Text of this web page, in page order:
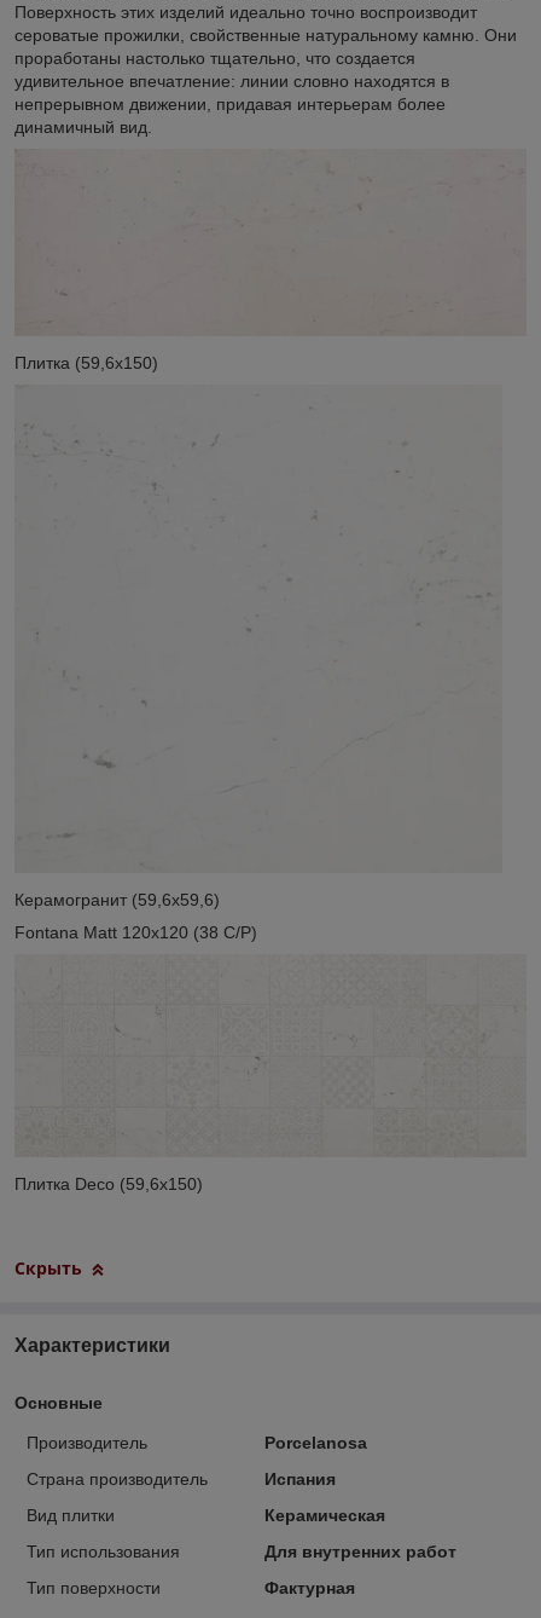
Поверхность этих изделий идеально точно воспроизводит
сероватые прожилки, свойственные натуральному камню. Они
проработаны настолько тщательно, что создается
удивительное впечатление: линии словно находятся в
непрерывном движении, придавая интерьерам более
динамичный вид.
Плитка (59,6x150)
Керамогранит (59,6x59,6)
Fontana Matt 120x120 (38 C/P)
Плитка Deco (59,6x150)
Скрыть
Характеристики
Основные
Производитель
Porcelanosa
Страна производитель
Испания
Вид плитки
Керамическая
Тип использования
Для внутренних работ
Тип поверхности
Фактурная